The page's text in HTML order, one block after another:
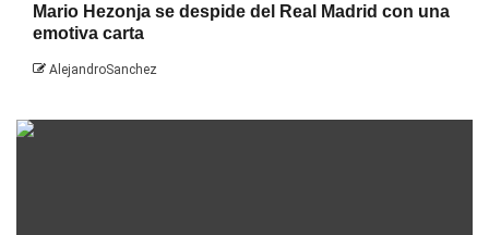
Mario Hezonja se despide del Real Madrid con una
emotiva carta
AlejandroSanchez